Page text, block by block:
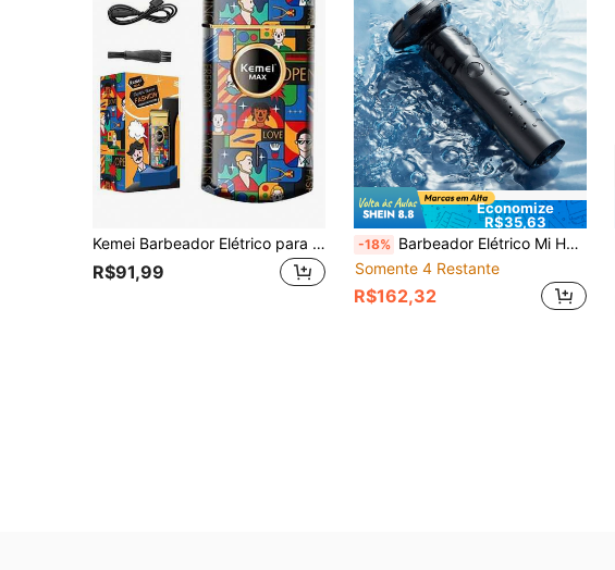
Kemei Barbeador Elétrico para Homens, Aparador de Barba, Barbeador Elétrico Sem Fio, Compacto e Portátil, Um Essencial de Viagem, Adequado para Aparar Cabelo da Cabeça e Facial, Para Uso Doméstico Diário, Recarregável via USB
R$91,99
Economize
R$35,63
-18% Barbeador Elétrico Mi Home Xiaomi S101, Aparador Elétrico, Design Totalmente à Prova d'Água, Uso a Seco e Molhado, Bateria Embutida de 700mAh, Carregamento Rápido, Longa Duração, Estrutura de Anel Duplo com 18 Lâminas, Presente Ideal para Feriados. Barbeador Elétrico Mi Home S101, Azul Meia-Noite, Edição Regular
Somente 4 Restante
R$162,32